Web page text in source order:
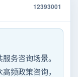
12393001
务咨询场景。
频政策咨询，